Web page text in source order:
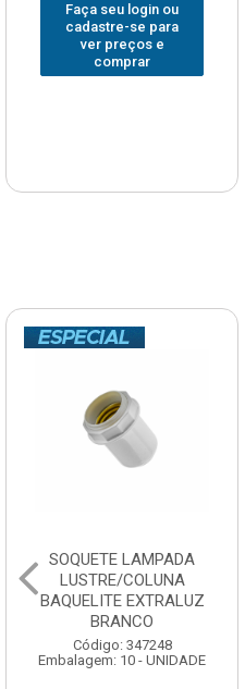
Faça seu login ou
cadastre-se para
ver preços e
comprar
SOQUETE LAMPADA
LUSTRE/COLUNA
BAQUELITE EXTRALUZ
BRANCO
Código: 347248
Embalagem: 10 - UNIDADE